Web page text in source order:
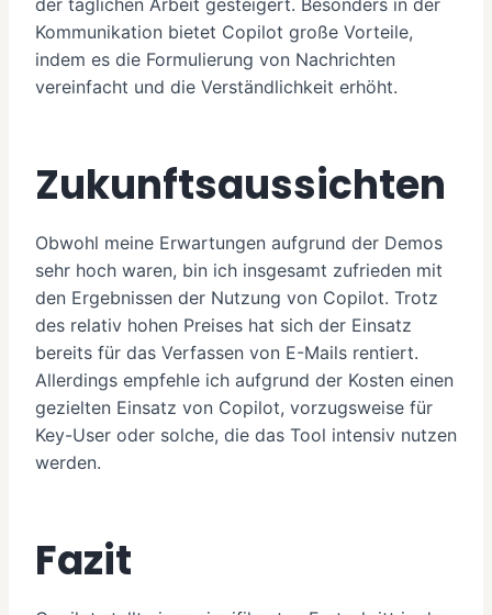
der täglichen Arbeit gesteigert. Besonders in der
Kommunikation bietet Copilot große Vorteile,
indem es die Formulierung von Nachrichten
vereinfacht und die Verständlichkeit erhöht.
Zukunftsaussichten
Obwohl meine Erwartungen aufgrund der Demos
sehr hoch waren, bin ich insgesamt zufrieden mit
den Ergebnissen der Nutzung von Copilot. Trotz
des relativ hohen Preises hat sich der Einsatz
bereits für das Verfassen von E-Mails rentiert.
Allerdings empfehle ich aufgrund der Kosten einen
gezielten Einsatz von Copilot, vorzugsweise für
Key-User oder solche, die das Tool intensiv nutzen
werden.
Fazit